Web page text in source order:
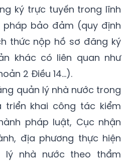
ký trực tuyến trong lĩnh
pháp bảo đảm (quy định
thức nộp hồ sơ đăng ký
khác có liên quan như
2 Điều 14...).
quản lý nhà nước trong
triển khai công tác kiểm
pháp luật, Cục nhận
địa phương thực hiện
lý nhà nước theo thẩm